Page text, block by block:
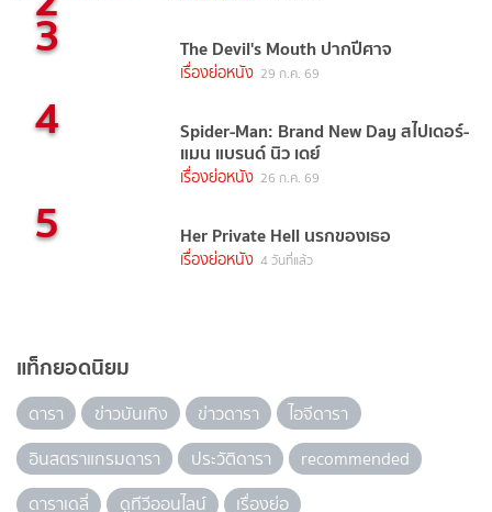
3 The Devil's Mouth ปากปีศาจ
เรื่องย่อหนัง 29 ก.ค. 69
4 Spider-Man: Brand New Day สไปเดอร์-
แมน แบรนด์ นิว เดย์
เรื่องย่อหนัง 26 ก.ค. 69
5 Her Private Hell นรกของเธอ
เรื่องย่อหนัง 4 วันที่แล้ว
แท็กยอดนิยม
ดารา ข่าวบันเทิง ข่าวดารา
ไอจีดารา
อินสตราแกรมดารา
ประวัติดารา
recommended
ดาราเดลี่
ดูทีวีออนไลน์ เรื่องย่อ